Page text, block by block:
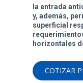
la entrada
y, además,
superficial
horizontales
COTIZAR